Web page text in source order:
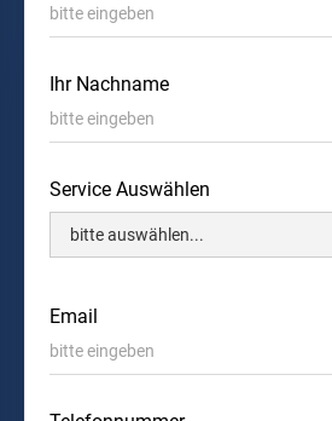
Ihr Nachname
Service Auswählen
Email